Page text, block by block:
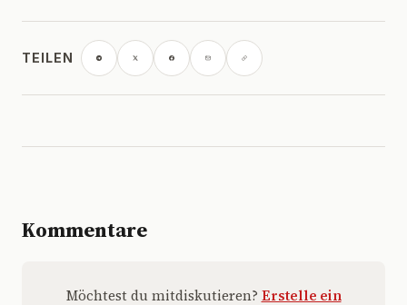
TEILEN
Kommentare
Möchtest du mitdiskutieren? Erstelle ein